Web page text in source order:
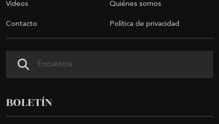
Videos Quiénes somos
Contacto Política de privacidad
BOLETÍN